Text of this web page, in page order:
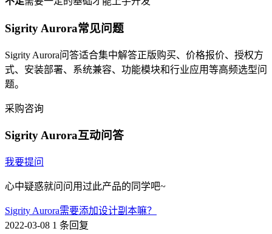
Sigrity Aurora常见问题
Sigrity Aurora问答适合集中解答正版购买、价格报价、授权方
式、安装部署、系统兼容、功能模块和行业应用等高频选型问
题。
采购咨询
Sigrity Aurora互动问答
我要提问
心中疑惑就问问用过此产品的同学吧~
Sigrity Aurora需要添加设计副本嘛？
2022-03-08 1 条回复